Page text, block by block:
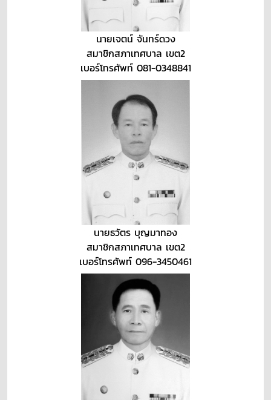
นายเจตน์ จันทร์ดวง
สมาชิกสภาเทศบาล เขต2
เบอร์โทรศัพท์ 081-0348841
นายธวัตร บุญมาทอง
สมาชิกสภาเทศบาล เขต2
เบอร์โทรศัพท์ 096-3450461